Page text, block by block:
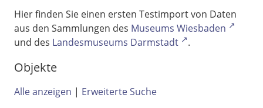
Zuletzt gesucht
Noch keine Suchworte
Hier finden Sie einen ersten Testimport von Daten
aus den Sammlungen des Museums Wiesbaden
und des Landesmuseums Darmstadt .
Objekte
Alle anzeigen | Erweiterte Suche